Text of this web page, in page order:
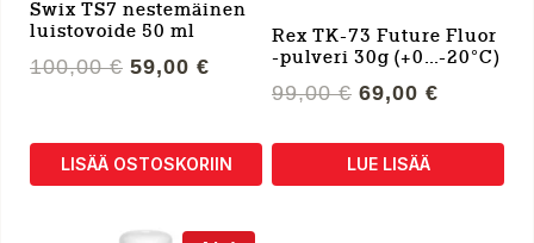
Swix TS7 nestemäinen
luistovoide 50 ml
100,00€ Alkuperäinen
100,00 €.
59,00 € Nykyinen
59,00 €.
LISÄÄ OSTOSKORIIN
Rex TK-73 Future Fluor
-pulveri 30g (+0…-20°C)
99,00€ Alkuperäinen
oli:
99,00 €.
69,00 €
on:
LUE LISÄÄ